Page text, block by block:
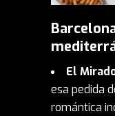
El
esa pedida
romántica